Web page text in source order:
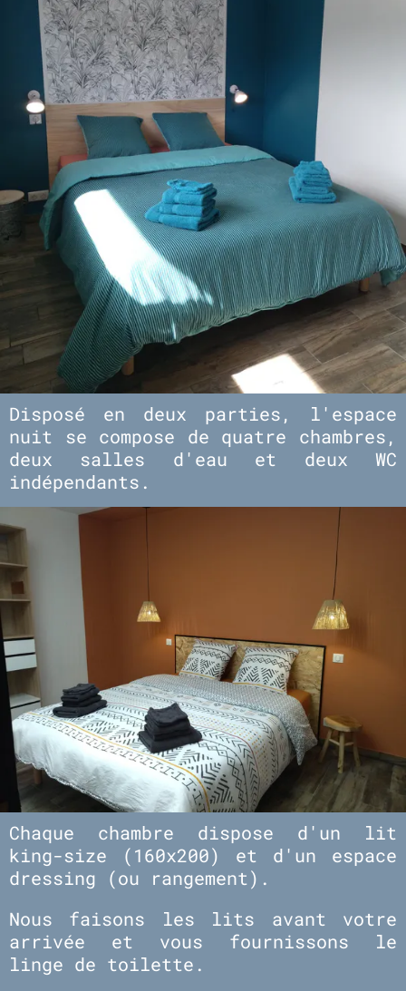
Disposé en deux parties, l'espace
nuit se compose de quatre chambres,
deux salles d'eau et deux WC
indépendants.
Chaque chambre dispose d'un lit
king-size (160x200) et d'un espace
dressing (ou rangement).
Nous faisons les lits avant votre
arrivée et vous fournissons le
linge de toilette.